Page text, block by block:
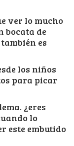
ver lo mucho
bocata de
es
los niños
para picar
¿eres
lo
este embutido